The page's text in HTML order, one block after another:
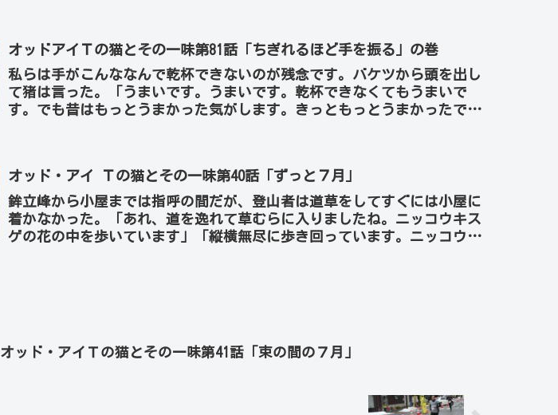
オッドアイＴの猫とその一味第81話「ちぎれるほど手を振る」の巻
私らは手がこんななんで乾杯できないのが残念です。バケツから頭を出し
て猪は言った。「うまいです。うまいです。乾杯できなくてもうまいで
す。でも昔はもっとうまかった気がします。きっともっとうまかったで
オッド・アイ Ｔの猫とその一味第40話「ずっと７月」
鉾立峰から小屋までは指呼の間だが、登山者は道草をしてすぐには小屋に
着かなかった。「あれ、道を逸れて草むらに入りましたね。ニッコウキス
ゲの花の中を歩いています」「縦横無尽に歩き回っています。ニッコウキ
オッド・アイＴの猫とその一味第41話「束の間の７月」